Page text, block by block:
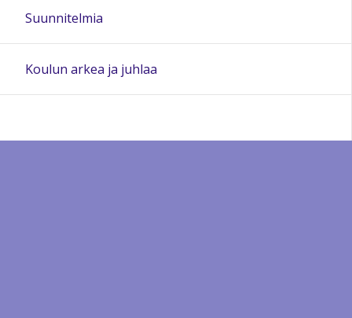
Suunnitelmia
Koulun arkea ja juhlaa